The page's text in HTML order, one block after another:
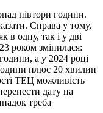
півтори години.
Справа у тому,
одну, так і у дві
роком змінилася:
а у 2024 році
плюс 20 хвилин
ТЕЦ можливість
дату на
треба